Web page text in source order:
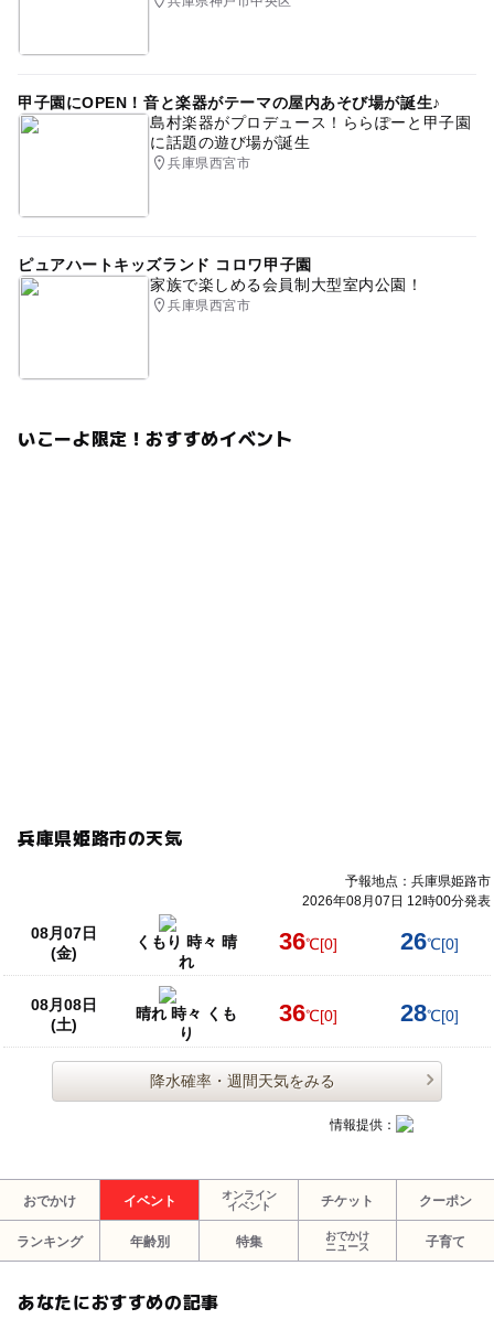
甲子園にOPEN！音と楽器がテーマの屋内あそび場が誕生♪
島村楽器がプロデュース！ららぽーと甲子園
に話題の遊び場が誕生
兵庫県西宮市
ピュアハートキッズランド コロワ甲子園
家族で楽しめる会員制大型室内公園！
兵庫県西宮市
いこーよ限定！おすすめイベント
兵庫県姫路市の天気
予報地点：兵庫県姫路市
2026年08月07日 12時00分発表
08月07日
(金)
くもり 時々 晴
れ
36℃[0] 26℃[0]
08月08日
(土)
晴れ 時々 くも
り
36℃[0] 28℃[0]
降水確率・週間天気をみる
情報提供：
おでかけ イベント
オンライン
イベント
チケット クーポン
ランキング 年齢別 特集
おでかけ
ニュース
子育て
あなたにおすすめの記事